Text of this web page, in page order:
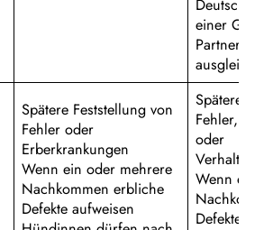
einer
Partner
Spätere Feststellung von
Fehler oder
Erberkrankungen
Wenn ein oder mehrere
Nachkommen erbliche
Defekte aufweisen
Spätere
Fehler,
oder
Wenn ein
Defekte